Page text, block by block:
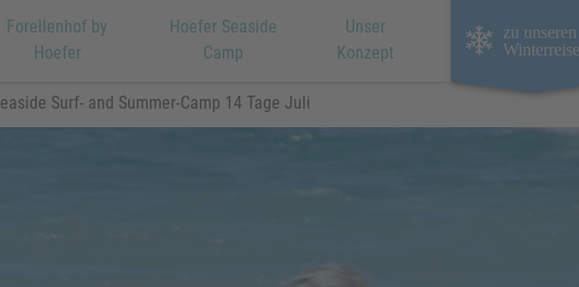
Forellenhof by
Hoefer
Hoefer Seaside
Camp
Unser
Konzept
zu unseren
Surf- and Summer-Camp 14 Tage Juli